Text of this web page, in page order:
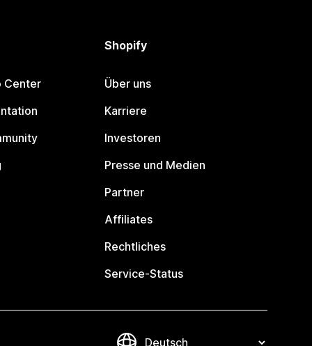
Center
Shopify
Über uns
Karriere
Investoren
Presse und Medien
Partner
Affiliates
Rechtliches
Service-Status